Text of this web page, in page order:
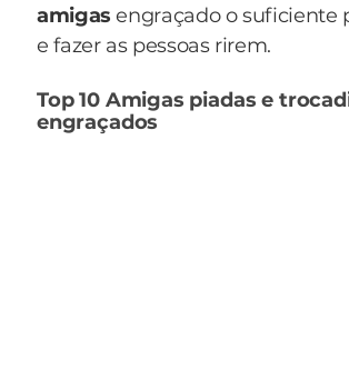
amigasengraçado o suficiente
e fazer as pessoas rirem.
Top 10 Amigas piadas e
engraçados